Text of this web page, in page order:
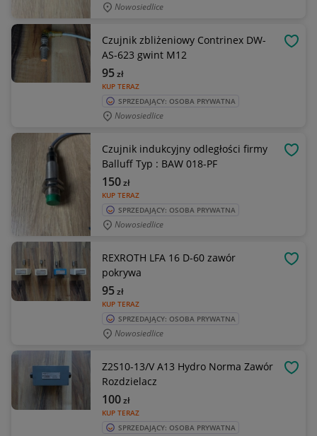
Nowosiedlice
Czujnik zbliżeniowy Contrinex DW-
AS-623 gwint M12
KUP TERAZ
95zł
SPRZEDAJĄCY: OSOBA PRYWATNA
Nowosiedlice
Czujnik indukcyjny odległości firmy
Balluff Typ : BAW 018-PF
KUP TERAZ
150zł
SPRZEDAJĄCY: OSOBA PRYWATNA
Nowosiedlice
REXROTH LFA 16 D-60 zawór
pokrywa
KUP TERAZ
95zł
SPRZEDAJĄCY: OSOBA PRYWATNA
Nowosiedlice
Z2S10-13/V A13 Hydro Norma Zawór
Rozdzielacz
KUP TERAZ
100zł
SPRZEDAJĄCY: OSOBA PRYWATNA